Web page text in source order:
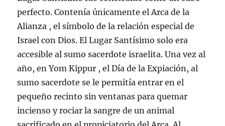
perfecto. Contenía únicamente el Arca de la
Alianza , el símbolo de la relación especial de
Israel con Dios. El Lugar Santísimo solo era
accesible al sumo sacerdote israelita. Una vez al
año, en Yom Kippur , el Día de la Expiación, al
sumo sacerdote se le permitía entrar en el
pequeño recinto sin ventanas para quemar
incienso y rociar la sangre de un animal